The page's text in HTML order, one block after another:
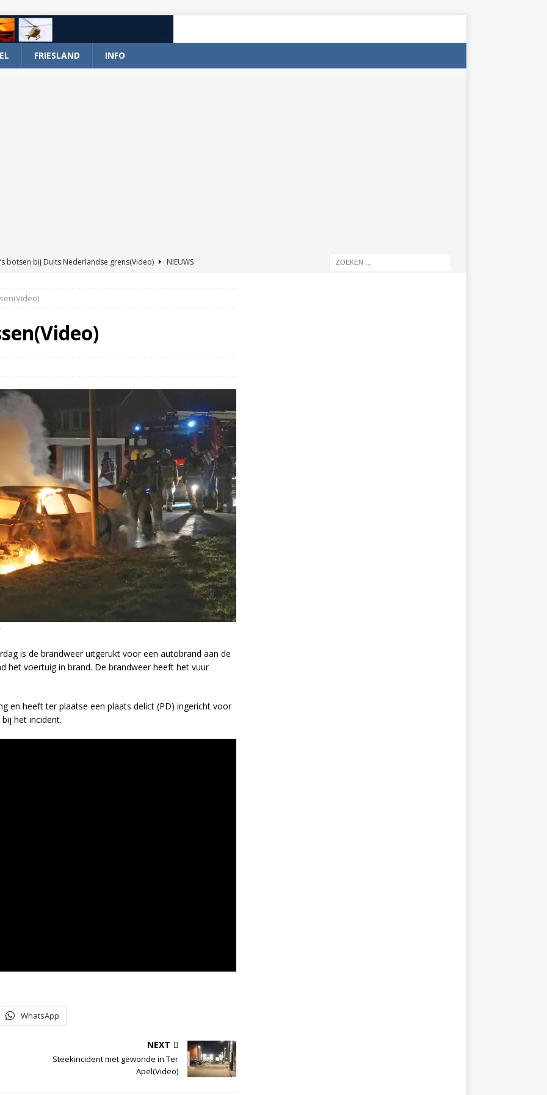
FRIESLAND INFO
botsen bij Duits Nederlandse grens(Video)
NIEUWS
en wagen met stro in de brand in Oosterhesselen(Video)
brand in Wijster(Video)
is de brandweer uitgerukt voor een autobrand aan de
het voertuig in brand. De brandweer heeft het vuur
en heeft ter plaatse een plaats delict (PD) ingericht voor
het incident.
WhatsApp
NEXT
Steekincident met gewonde in Ter
Apel(Video)